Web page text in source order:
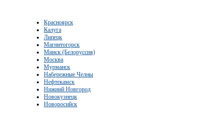
Красноярск
Калуга
Липецк
Магнитогорск
Минск (Белоруссия)
Москва
Мурманск
Набережные Челны
Нефтекамск
Нижний Новгород
Новокузнецк
Новоросийск